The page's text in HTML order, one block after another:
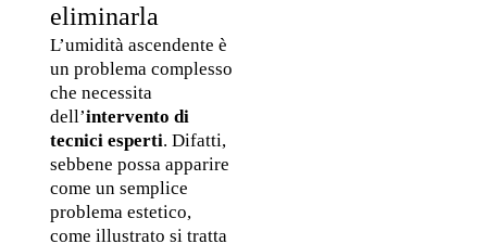
eliminarla
L’umidità ascendente è
un problema complesso
che necessita
dell’intervento di
tecnici esperti. Difatti,
sebbene possa apparire
come un semplice
problema estetico,
come illustrato si tratta